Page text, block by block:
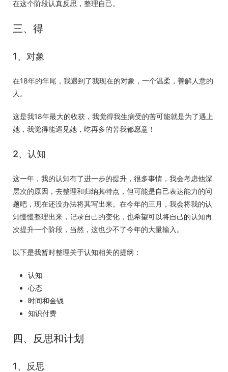
在这个阶段认真反思，整理自己。
三、得
1、对象
在18年的年尾，我遇到了我现在的对象，一个温柔，善解人意的
人。
这是我18年最大的收获，我觉得我生病受的苦可能就是为了遇上
她，我觉得能遇见她，吃再多的苦我都愿意！
2、认知
这一年，我的认知有了进一步的提升，很多事情，我会考虑他深
层次的原因，去整理和归纳其特点，但可能是自己表达能力的问
题吧，现在还没办法将其写出来。在今年的三月，我会将我的认
知慢慢整理出来，记录自己的变化，也希望可以将自己的认知再
次提升一个阶段，当然，这也少不了今年的大量输入。
以下是我暂时整理关于认知相关的提纲：
认知
心态
时间和金钱
知识付费
四、反思和计划
1、反思